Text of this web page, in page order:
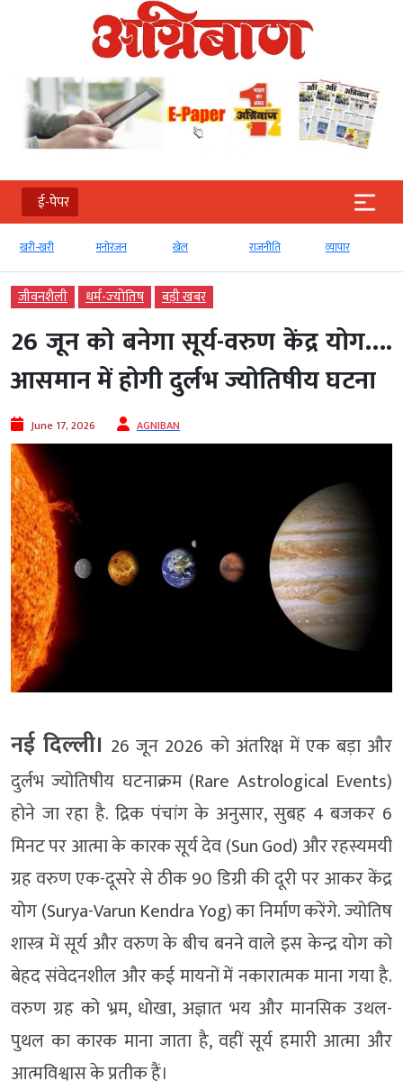
ई-पेपर
खरी-खरी मनोरंजन खेल राजनीति व्‍यापार
जीवनशैली धर्म-ज्‍योतिष बड़ी खबर
26 जून को बनेगा सूर्य-वरुण केंद्र योग….
आसमान में होगी दुर्लभ ज्योतिषीय घटना
June 17, 2026 AGNIBAN
नई दिल्ली। 26 जून 2026 को अंतरिक्ष में एक बड़ा और
दुर्लभ ज्योतिषीय घटनाक्रम (Rare Astrological Events)
होने जा रहा है. द्रिक पंचांग के अनुसार, सुबह 4 बजकर 6
मिनट पर आत्मा के कारक सूर्य देव (Sun God) और रहस्यमयी
ग्रह वरुण एक-दूसरे से ठीक 90 डिग्री की दूरी पर आकर केंद्र
योग (Surya-Varun Kendra Yog) का निर्माण करेंगे. ज्योतिष
शास्त्र में सूर्य और वरुण के बीच बनने वाले इस केन्द्र योग को
बेहद संवेदनशील और कई मायनों में नकारात्मक माना गया है.
वरुण ग्रह को भ्रम, धोखा, अज्ञात भय और मानसिक उथल-
पुथल का कारक माना जाता है, वहीं सूर्य हमारी आत्मा और
आत्मविश्वास के प्रतीक हैं।